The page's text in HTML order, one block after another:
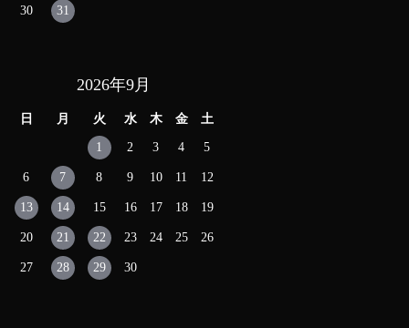
30 31
2026年9月
日 月 火 水 木 金 土
1 2 3 4 5
6 7 8 9 10 11 12
13 14 15 16 17 18 19
20 21 22 23 24 25 26
27 28 29 30